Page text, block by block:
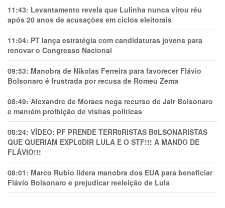
11:43: Levantamento revela que Lulinha nunca virou réu
após 20 anos de acusações em ciclos eleitorais
11:04: PT lança estratégia com candidaturas jovens para
renovar o Congresso Nacional
09:53: Manobra de Nikolas Ferreira para favorecer Flávio
Bolsonaro é frustrada por recusa de Romeu Zema
08:49: Alexandre de Moraes nega recurso de Jair Bolsonaro
e mantém proibição de visitas políticas
08:24: VÍDEO: PF PRENDE TERR0RlSTAS B0LSONARlSTAS
QUE QUERIAM EXPL0DlR LULA E O STF!!! A MANDO DE
FLÁVIO!!!
08:01: Marco Rubio lidera manobra dos EUA para beneficiar
Flávio Bolsonaro e prejudicar reeleição de Lula